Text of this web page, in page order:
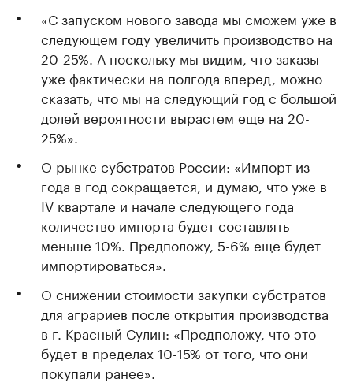
«С запуском нового завода мы сможем уже в
следующем году увеличить производство на
20-25%. А поскольку мы видим, что заказы
уже фактически на полгода вперед, можно
сказать, что мы на следующий год с большой
долей вероятности вырастем еще на 20-
25%».
О рынке субстратов России: «Импорт из
года в год сокращается, и думаю, что уже в
IV квартале и начале следующего года
количество импорта будет составлять
меньше 10%. Предположу, 5-6% еще будет
импортироваться».
О снижении стоимости закупки субстратов
для аграриев после открытия производства
в г. Красный Сулин: «Предположу, что это
будет в пределах 10-15% от того, что они
покупали ранее».